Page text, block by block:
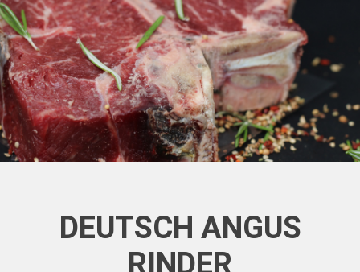
DEUTSCH ANGUS
RINDER